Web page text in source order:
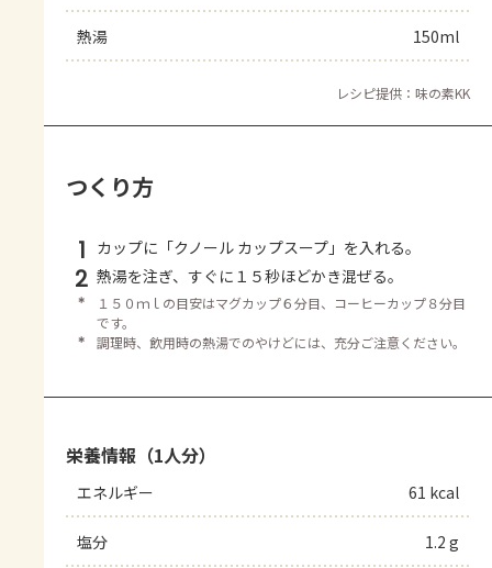
熱湯 150ml
レシピ提供：味の素KK
つくり方
1 カップに「クノール カップスープ」を入れる。
2 熱湯を注ぎ、すぐに１５秒ほどかき混ぜる。
＊
１５０ｍｌの目安はマグカップ６分目、コーヒーカップ８分目
です。
＊
調理時、飲用時の熱湯でのやけどには、充分ご注意ください。
栄養情報（1人分）
エネルギー 61 kcal
塩分 1.2 g